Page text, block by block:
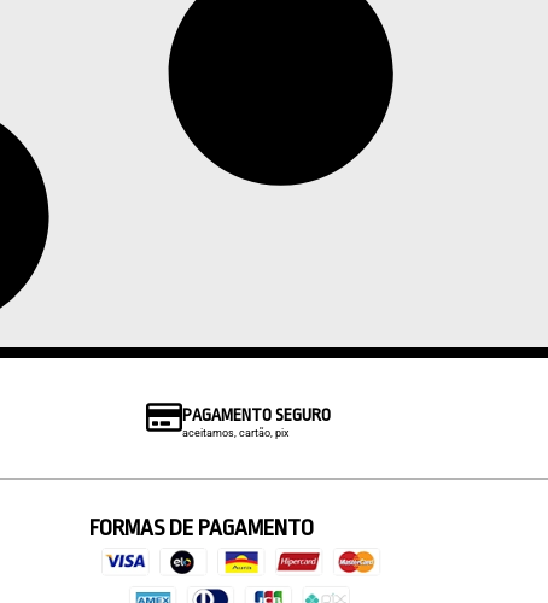
PAGAMENTO SEGURO
aceitamos, cartão, pix
FORMAS DE PAGAMENTO